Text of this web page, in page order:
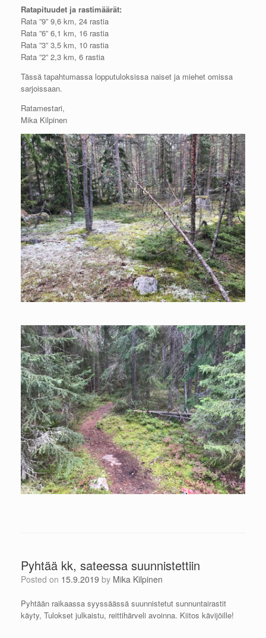
Ratapituudet ja rastimäärät:
Rata ”9” 9,6 km, 24 rastia
Rata ”6” 6,1 km, 16 rastia
Rata ”3” 3,5 km, 10 rastia
Rata ”2” 2,3 km, 6 rastia
Tässä tapahtumassa lopputuloksissa naiset ja miehet omissa
sarjoissaan.
Ratamestari,
Mika Kilpinen
Pyhtää kk, sateessa suunnistettiin
Posted on 15.9.2019 by Mika Kilpinen
Pyhtään raikaassa syyssäässä suunnistetut sunnuntairastit
käyty, Tulokset julkaistu, reittihärveli avoinna. Kiitos kävijöille!